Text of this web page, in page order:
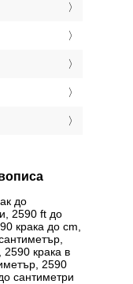
до
2590 ft до
крака до cm,
2590 крака в
2590
сантиметри